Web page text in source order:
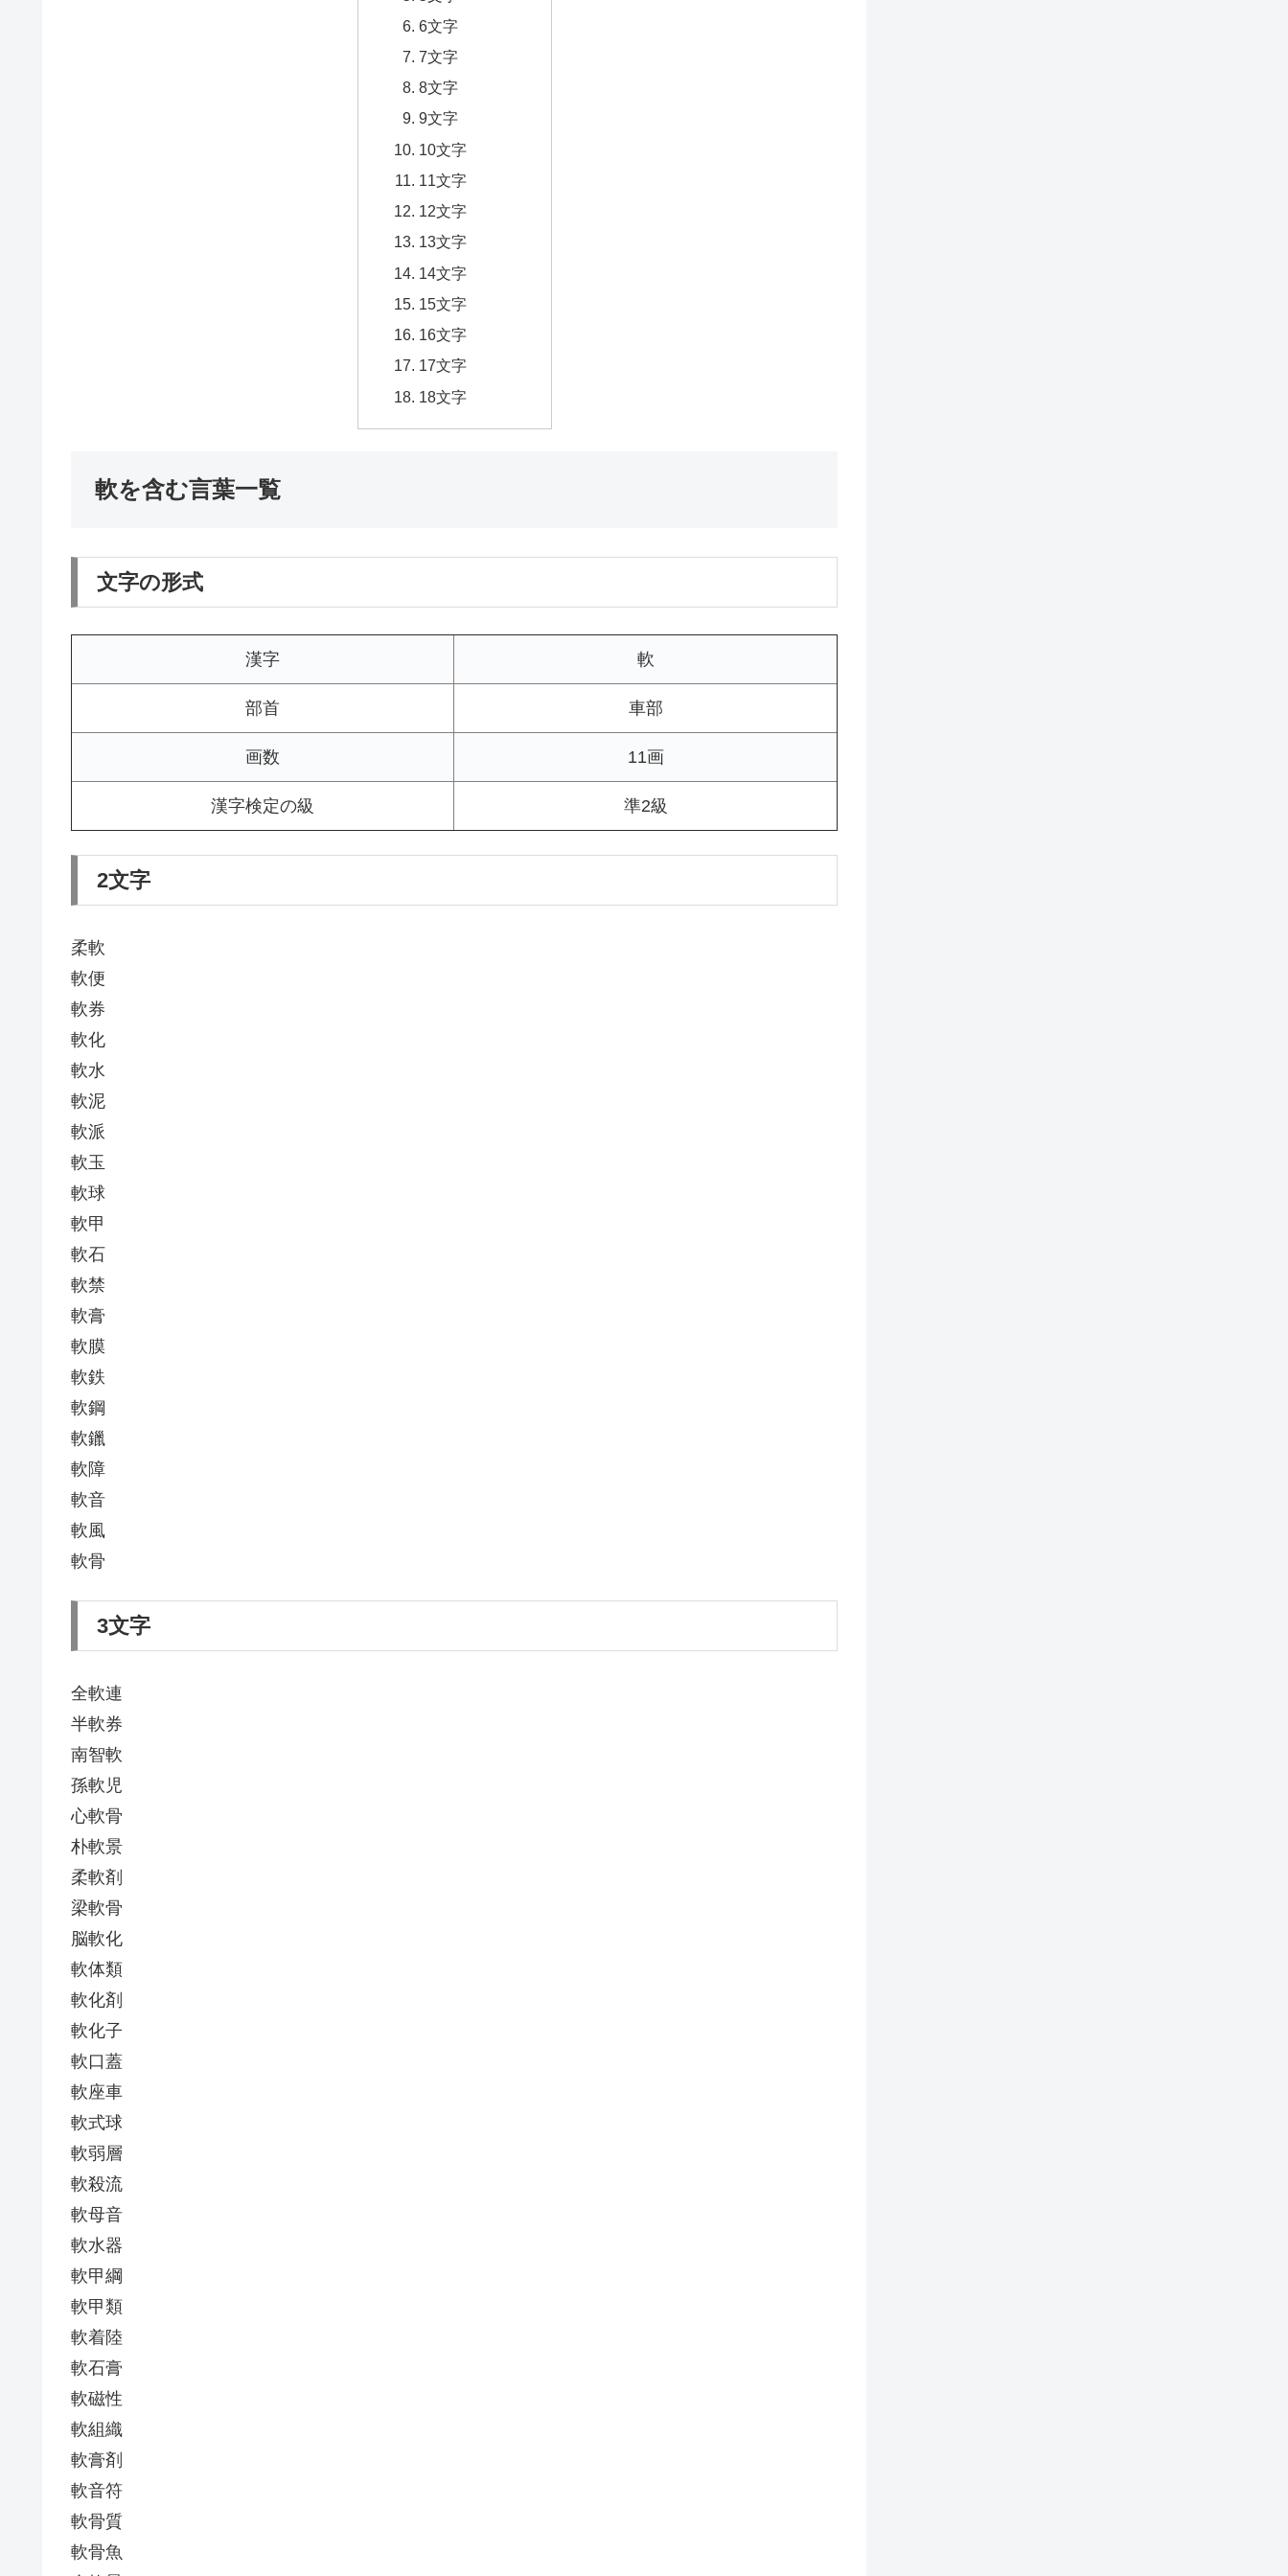
6文字
7文字
8文字
9文字
10文字
11文字
12文字
13文字
14文字
15文字
16文字
17文字
18文字
軟を含む言葉一覧
文字の形式
漢字 軟
部首 車部
画数 11画
漢字検定の級 準2級
2文字
柔軟
軟便
軟券
軟化
軟水
軟泥
軟派
軟玉
軟球
軟甲
軟石
軟禁
軟膏
軟膜
軟鉄
軟鋼
軟鑞
軟障
軟音
軟風
軟骨
3文字
全軟連
半軟券
南智軟
孫軟児
心軟骨
朴軟景
柔軟剤
梁軟骨
脳軟化
軟体類
軟化剤
軟化子
軟口蓋
軟座車
軟式球
軟弱層
軟殺流
軟母音
軟水器
軟甲綱
軟甲類
軟着陸
軟石膏
軟磁性
軟組織
軟膏剤
軟音符
軟骨質
軟骨魚